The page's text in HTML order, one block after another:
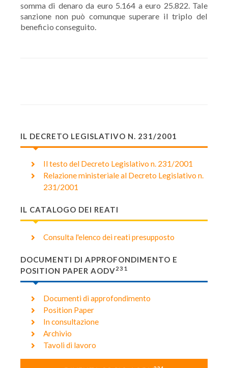
somma di denaro da euro 5.164 a euro 25.822. Tale
sanzione non può comunque superare il triplo del
beneficio conseguito.
IL DECRETO LEGISLATIVO N. 231/2001
Il testo del Decreto Legislativo n. 231/2001
Relazione ministeriale al Decreto Legislativo n.
231/2001
IL CATALOGO DEI REATI
Consulta l'elenco dei reati presupposto
DOCUMENTI DI APPROFONDIMENTO E
POSITION PAPER AODV231
Documenti di approfondimento
Position Paper
In consultazione
Archivio
Tavoli di lavoro